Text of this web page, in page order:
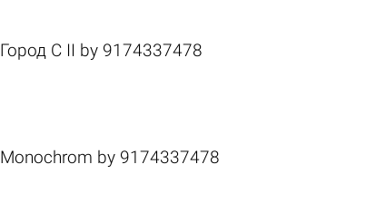
Город C II by 9174337478
Monochrom by 9174337478